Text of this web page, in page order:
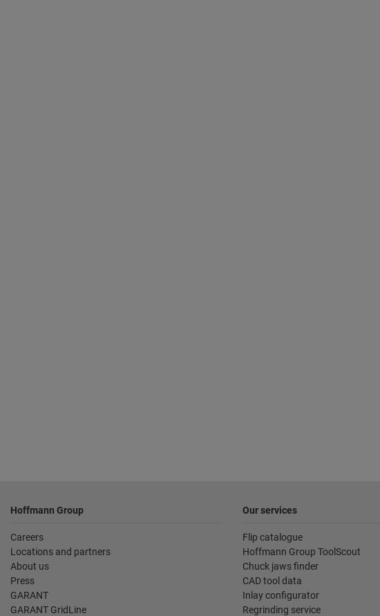
Hoffmann Group
Careers
Locations and partners
About us
Press
GARANT
GARANT GridLine
Our services
Flip catalogue
Hoffmann Group ToolScout
Chuck jaws finder
CAD tool data
Inlay configurator
Regrinding service